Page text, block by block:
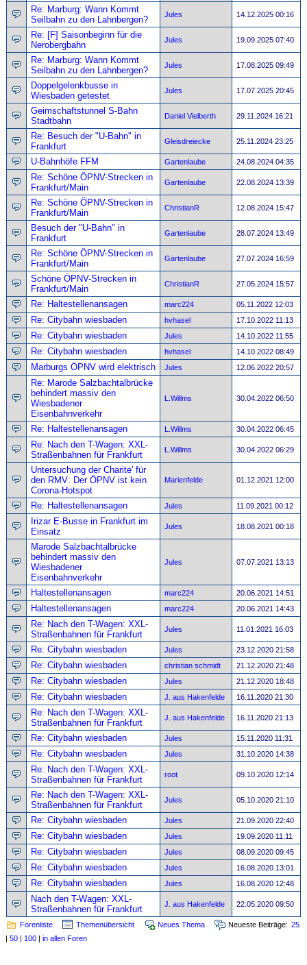
Re: Marburg: Wann Kommt
Seilbahn zu den Lahnbergen?
Jules 14.12.2025 00:16
Re: [F] Saisonbeginn für die
Nerobergbahn
Jules 19.09.2025 07:40
Re: Marburg: Wann Kommt
Seilbahn zu den Lahnbergen?
Jules 17.08.2025 09:49
Doppelgelenkbusse in
Wiesbaden getestet
Jules 17.07.2025 20:45
Geimschaftstunnel S-Bahn
Stadtbahn
Daniel Vielberth 29.11.2024 16:21
Re: Besuch der "U-Bahn" in
Frankfurt
Gleisdreiecke 25.11.2024 23:25
U-Bahnhöfe FFM Gartenlaube 24.08.2024 04:35
Re: Schöne ÖPNV-Strecken in
Frankfurt/Main
Gartenlaube 22.08.2024 13:39
Re: Schöne ÖPNV-Strecken in
Frankfurt/Main
ChristianR 12.08.2024 15:47
Besuch der "U-Bahn" in
Frankfurt
Gartenlaube 28.07.2024 13:49
Re: Schöne ÖPNV-Strecken in
Frankfurt/Main
Gartenlaube 27.07.2024 16:59
Schöne ÖPNV-Strecken in
Frankfurt/Main
ChristianR 27.05.2024 15:57
Re: Haltestellenansagen marc224 05.11.2022 12:03
Re: Citybahn wiesbaden hvhasel 17.10.2022 11:13
Re: Citybahn wiesbaden Jules 14.10.2022 11:55
Re: Citybahn wiesbaden hvhasel 14.10.2022 08:49
Marburgs ÖPNV wird elektrisch Jules 12.06.2022 20:57
Re: Marode Salzbachtalbrücke
behindert massiv den
Wiesbadener
Eisenbahnverkehr
L.Willms 30.04.2022 06:50
Re: Haltestellenansagen L.Willms 30.04.2022 06:45
Re: Nach den T-Wagen: XXL-
Straßenbahnen für Frankfurt
L.Willms 30.04.2022 06:29
Untersuchung der Charite' für
den RMV: Der ÖPNV ist kein
Corona-Hotspot
Marienfelde 01.12.2021 12:00
Re: Haltestellenansagen Jules 11.09.2021 00:12
Irizar E-Busse in Frankfurt im
Einsatz
Jules 18.08.2021 00:18
Marode Salzbachtalbrücke
behindert massiv den
Wiesbadener
Eisenbahnverkehr
Jules 07.07.2021 13:13
Haltestellenansagen marc224 20.06.2021 14:51
Haltestellenansagen marc224 20.06.2021 14:43
Re: Nach den T-Wagen: XXL-
Straßenbahnen für Frankfurt
Jules 11.01.2021 16:03
Re: Citybahn wiesbaden Jules 23.12.2020 21:58
Re: Citybahn wiesbaden christian schmidt 21.12.2020 21:48
Re: Citybahn wiesbaden Jules 21.12.2020 18:48
Re: Citybahn wiesbaden J. aus Hakenfelde 16.11.2020 21:30
Re: Nach den T-Wagen: XXL-
Straßenbahnen für Frankfurt
J. aus Hakenfelde 16.11.2020 21:13
Re: Citybahn wiesbaden Jules 15.11.2020 11:31
Re: Citybahn wiesbaden Jules 31.10.2020 14:38
Re: Nach den T-Wagen: XXL-
Straßenbahnen für Frankfurt
root 09.10.2020 12:14
Re: Nach den T-Wagen: XXL-
Straßenbahnen für Frankfurt
Jules 05.10.2020 21:10
Re: Citybahn wiesbaden Jules 21.09.2020 22:40
Re: Citybahn wiesbaden Jules 19.09.2020 11:11
Re: Citybahn wiesbaden Jules 08.09.2020 09:45
Re: Citybahn wiesbaden Jules 16.08.2020 13:01
Re: Citybahn wiesbaden Jules 16.08.2020 12:48
Nach den T-Wagen: XXL-
Straßenbahnen für Frankfurt
J. aus Hakenfelde 22.05.2020 09:50
Forenliste Themenübersicht Neues Thema Neueste Beiträge: 25
| 50 | 100 | in allen Foren